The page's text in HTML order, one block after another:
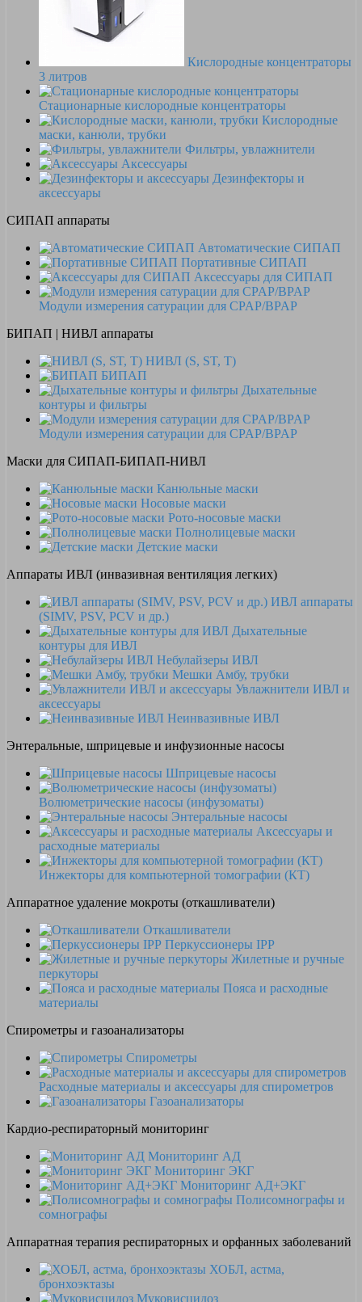
Кислородные концентраторы
3 литров
Стационарные кислородные концентраторы
Кислородные
маски, канюли, трубки
Фильтры, увлажнители
Аксессуары
Дезинфекторы и
аксессуары
СИПАП аппараты
Автоматические СИПАП
Портативные СИПАП
Аксессуары для СИПАП
Модули измерения сатурации для CPAP/BPAP
БИПАП | НИВЛ аппараты
НИВЛ (S, ST, T)
БИПАП
Дыхательные
контуры и фильтры
Модули измерения сатурации для CPAP/BPAP
Маски для СИПАП-БИПАП-НИВЛ
Канюльные маски
Носовые маски
Рото-носовые маски
Полнолицевые маски
Детские маски
Аппараты ИВЛ (инвазивная вентиляция легких)
ИВЛ аппараты
(SIMV, PSV, PCV и др.)
Дыхательные
контуры для ИВЛ
Небулайзеры ИВЛ
Мешки Амбу, трубки
Увлажнители ИВЛ и
аксессуары
Неинвазивные ИВЛ
Энтеральные, шприцевые и инфузионные насосы
Шприцевые насосы
Волюметрические насосы (инфузоматы)
Энтеральные насосы
Аксессуары и
расходные материалы
Инжекторы для компьютерной томографии (КТ)
Аппаратное удаление мокроты (откашливатели)
Откашливатели
Перкуссионеры IPP
Жилетные и ручные
перкуторы
Пояса и расходные
материалы
Спирометры и газоанализаторы
Спирометры
Расходные материалы и аксессуары для спирометров
Газоанализаторы
Кардио-респираторный мониторинг
Мониторинг АД
Мониторинг ЭКГ
Мониторинг АД+ЭКГ
Полисомнографы и
сомнографы
Аппаратная терапия респираторных и орфанных заболеваний
ХОБЛ, астма,
бронхоэктазы
Муковисцидоз